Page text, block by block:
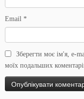
Email *
Зберегти моє ім'я, e-
моїх подальших